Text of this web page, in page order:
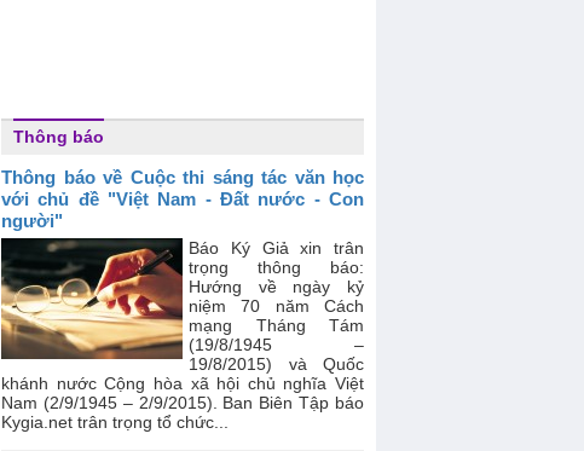
Thông báo
Thông báo về Cuộc thi sáng tác văn học
với chủ đề "Việt Nam - Đất nước - Con
người"
Báo Ký Giả xin trân
trọng thông báo:
Hướng về ngày kỷ
niệm 70 năm Cách
mạng Tháng Tám
(19/8/1945 –
19/8/2015) và Quốc
khánh nước Cộng hòa xã hội chủ nghĩa Việt
Nam (2/9/1945 – 2/9/2015). Ban Biên Tập báo
Kygia.net trân trọng tổ chức...